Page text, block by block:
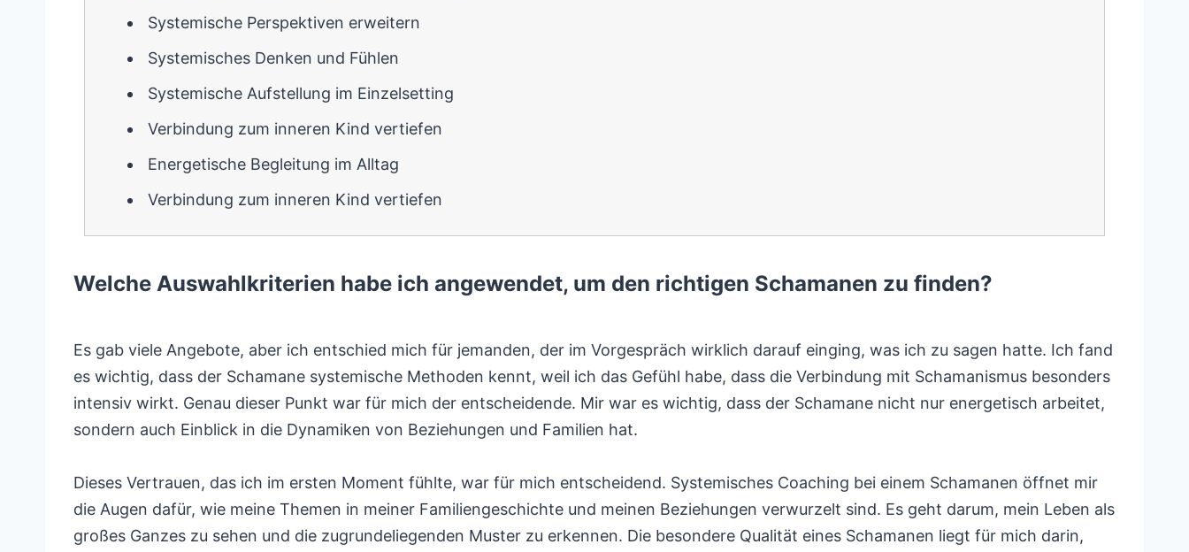
Systemische Perspektiven erweitern
Systemisches Denken und Fühlen
Systemische Aufstellung im Einzelsetting
Verbindung zum inneren Kind vertiefen
Energetische Begleitung im Alltag
Verbindung zum inneren Kind vertiefen
Welche Auswahlkriterien habe ich angewendet, um den richtigen Schamanen zu finden?
Es gab viele Angebote, aber ich entschied mich für jemanden, der im Vorgespräch wirklich darauf einging, was ich zu sagen hatte. Ich fand
es wichtig, dass der Schamane systemische Methoden kennt, weil ich das Gefühl habe, dass die Verbindung mit Schamanismus besonders
intensiv wirkt. Genau dieser Punkt war für mich der entscheidende. Mir war es wichtig, dass der Schamane nicht nur energetisch arbeitet,
sondern auch Einblick in die Dynamiken von Beziehungen und Familien hat.
Dieses Vertrauen, das ich im ersten Moment fühlte, war für mich entscheidend. Systemisches Coaching bei einem Schamanen öffnet mir
die Augen dafür, wie meine Themen in meiner Familiengeschichte und meinen Beziehungen verwurzelt sind. Es geht darum, mein Leben als
großes Ganzes zu sehen und die zugrundeliegenden Muster zu erkennen. Die besondere Qualität eines Schamanen liegt für mich darin,